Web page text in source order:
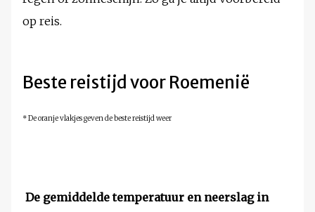
op reis.
Beste reistijd voor Roemenië
* De oranje vlakjes geven de beste reistijd weer
De gemiddelde temperatuur en neerslag in